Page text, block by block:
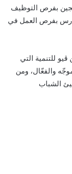
بفرص التوظيف
بفرص العمل في
للتنمية التي
والفعّال، ومن
الشباب